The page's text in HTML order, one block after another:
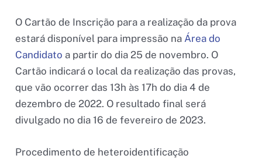
O Cartão de Inscrição para a realização da prova
estará disponível para impressão naÁrea do
Candidato a partir do dia 25 de novembro. O
Cartão indicará o local da realização das provas,
que vão ocorrer das 13h às 17h do dia 4 de
dezembro de 2022. O resultado final será
divulgado no dia 16 de fevereiro de 2023.
Procedimento de heteroidentificação